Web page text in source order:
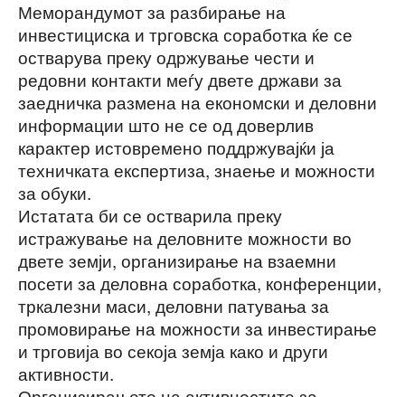
Меморандумот за разбирање на
инвестициска и трговска соработка ќе се
остварува преку одржување чести и
редовни контакти меѓу двете држави за
заедничка размена на економски и деловни
информации што не се од доверлив
карактер истовремено поддржувајќи ја
техничката експертиза, знаење и можности
за обуки.
Истатата би се остварила преку
истражување на деловните можности во
двете земји, организирање на взаемни
посети за деловна соработка, конференции,
тркалезни маси, деловни патувања за
промовирање на можности за инвестирање
и трговија во секоја земја како и други
активности.